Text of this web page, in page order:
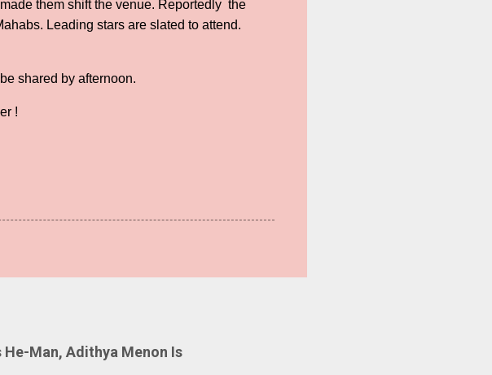
them shift the venue. Reportedly the
Leading stars are slated to attend.
shared by afternoon.
!
Man, Adithya Menon Is